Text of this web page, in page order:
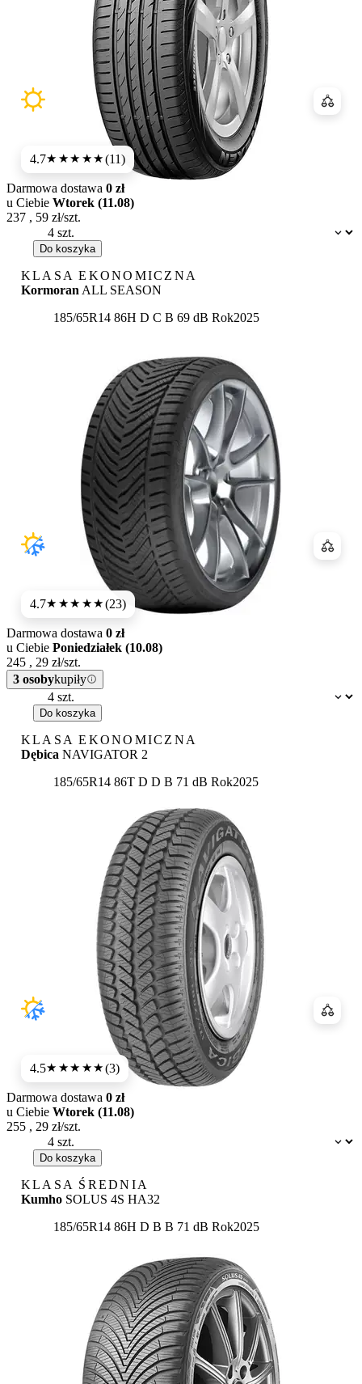
4.7★★★★★(11)
Dostępność:
Darmowa dostawa 0 zł
u Ciebie Wtorek (11.08)
237 , 59 zł/szt.
Do koszyka
KLASA EKONOMICZNA
Kormoran ALL SEASON
185/65R14 86H Etykieta:
D C B 69 dB Rok2025
4.7★★★★★(23)
Dostępność:
Darmowa dostawa 0 zł
u Ciebie Poniedziałek (10.08)
245 , 29 zł/szt.
3 osobykupiły
Do koszyka
KLASA EKONOMICZNA
Dębica NAVIGATOR 2
185/65R14 86T Etykieta:
D D B 71 dB Rok2025
4.5★★★★★(3)
Dostępność:
Darmowa dostawa 0 zł
u Ciebie Wtorek (11.08)
255 , 29 zł/szt.
Do koszyka
KLASA ŚREDNIA
Kumho SOLUS 4S HA32
185/65R14 86H Etykieta:
D B B 71 dB Rok2025